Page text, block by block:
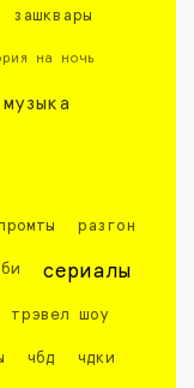
зашквары
на ночь
музыка
разгон
сериалы
трэвел шоу
чбд чдки